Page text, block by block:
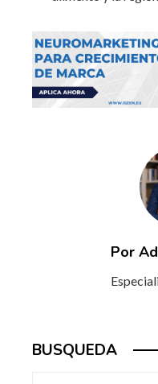
Por
BUSQUEDA